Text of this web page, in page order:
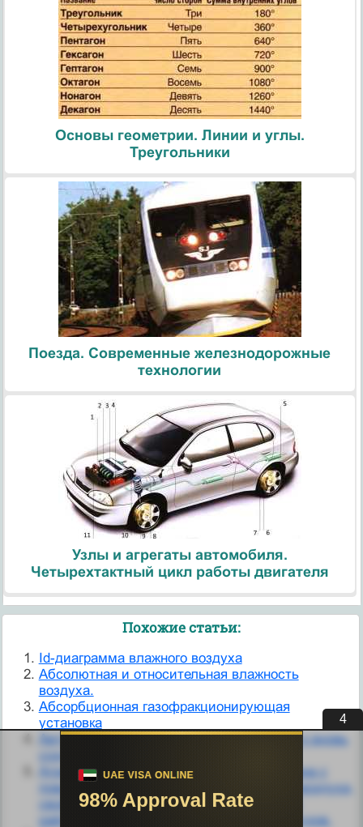
Основы геометрии. Линии и углы.
Треугольники
Поезда. Современные железнодорожные
технологии
Узлы и агрегаты автомобиля.
Четырехтактный цикл работы двигателя
Похожие статьи:
Id-диаграмма влажного воздуха
Абсолютная и относительная влажность
воздуха.
Абсорбционная газофракционирующая
установка
Автоматическая установка прав доступа к вновь
создаваемым файлам
Агрессивность окружающей среды связана с
повышенной коррозионной активностью воздуха,
свойственной ряду прибрежных морских
районов, и агрессивностью некоторых грузов.
4